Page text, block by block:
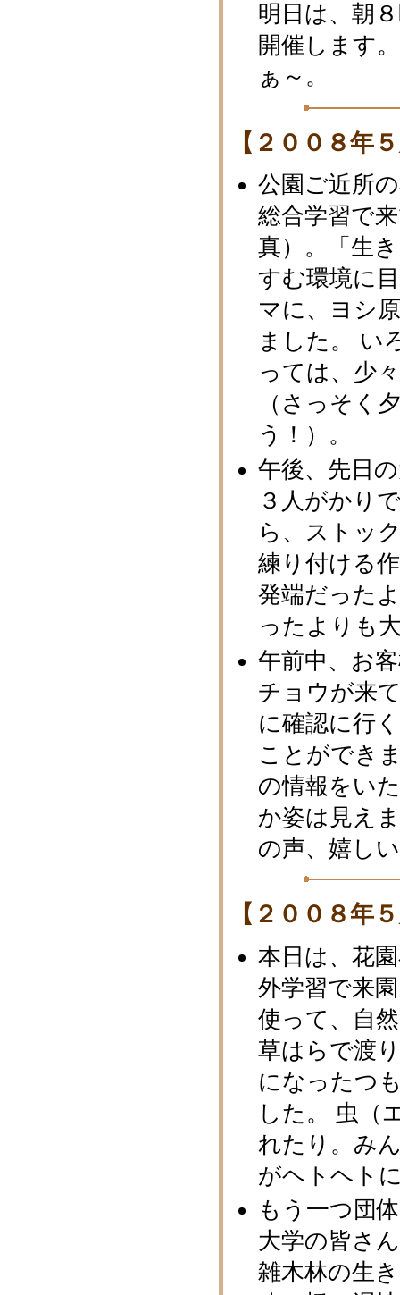
明日は、朝
開催します
ぁ～。
【２００８年
公園ご近所
総合学習で
真）。「生
すむ環境に
マに、ヨシ
ました。 い
っては、少
（さっそく
う！）。
午後、先日
３人がかり
ら、ストッ
練り付ける
発端だった
ったよりも
午前中、お
チョウが来
に確認に行
ことができ
の情報をい
か姿は見え
の声、嬉し
【２００８年
本日は、花
外学習で来
使って、自
草はらで渡
になったつ
した。 虫（
れたり。み
がヘトヘト
もう一つ団
大学の皆さ
雑木林の生